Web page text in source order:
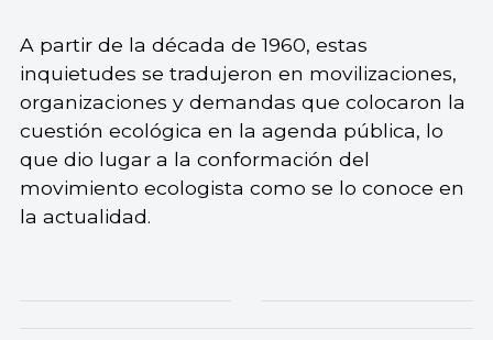
A partir de la década de 1960, estas
inquietudes se tradujeron en movilizaciones,
organizaciones y demandas que colocaron la
cuestión ecológica en la agenda pública, lo
que dio lugar a la conformación del
movimiento ecologista como se lo conoce en
la actualidad.